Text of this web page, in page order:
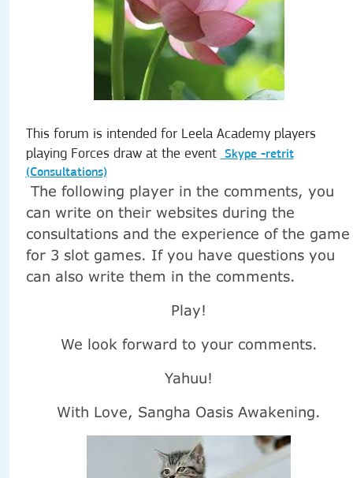
This forum is intended for Leela Academy players
playing Forces draw at the event Skype -retrit
(Consultations)
The following player in the comments, you
can write on their websites during the
consultations and the experience of the game
for 3 slot games. If you have questions you
can also write them in the comments.
Play!
We look forward to your comments.
Yahuu!
With Love, Sangha Oasis Awakening.